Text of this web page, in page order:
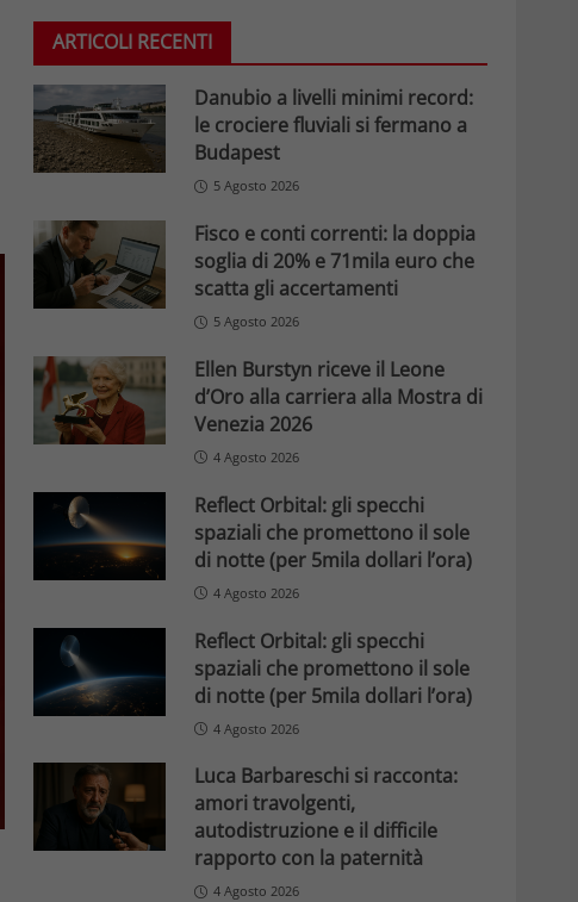
ARTICOLI RECENTI
Danubio a livelli minimi record:
le crociere fluviali si fermano a
Budapest
5 Agosto 2026
Fisco e conti correnti: la doppia
soglia di 20% e 71mila euro che
scatta gli accertamenti
5 Agosto 2026
Ellen Burstyn riceve il Leone
d’Oro alla carriera alla Mostra di
Venezia 2026
4 Agosto 2026
Reflect Orbital: gli specchi
spaziali che promettono il sole
di notte (per 5mila dollari l’ora)
4 Agosto 2026
Reflect Orbital: gli specchi
spaziali che promettono il sole
di notte (per 5mila dollari l’ora)
4 Agosto 2026
Luca Barbareschi si racconta:
amori travolgenti,
autodistruzione e il difficile
rapporto con la paternità
4 Agosto 2026